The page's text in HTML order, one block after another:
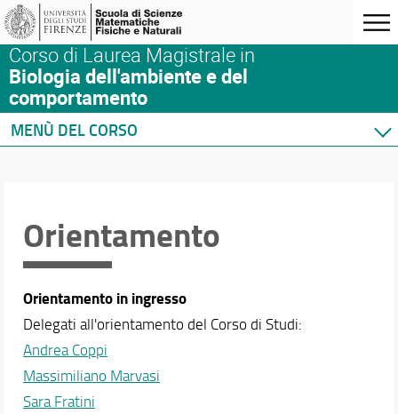
Corso di Laurea Magistrale in
Biologia dell'ambiente e del
comportamento
MENÙ DEL CORSO
Insegnamenti
Verbali comitato per la didattica
Scansione temporale corsi
Piani di studio
Tirocinio
Conoscenza di altre lingue
Orientamento
Mobilità internazionale
Orientamento
Orientamento in ingresso
Delegati all'orientamento del Corso di Studi:
Andrea Coppi
Massimiliano Marvasi
Sara Fratini